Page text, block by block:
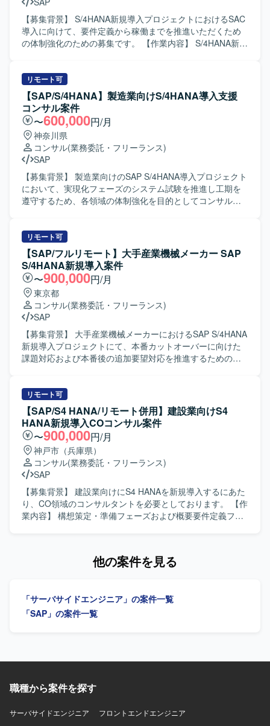
ら主体的に設計内容をまとめていける方を求めています。
関係者と円滑にコミュニケーションを取り、スケジュール
を意識して計画的に作業を進めていただける方にマッチす
る環境です。 【ポジションの魅力】 S/4HANAの新規導入プ
で幅広い経験を積むことができます。複数モジュールが関
わる環境のため、SAP全体の知見を深められる点も魅力と
なります。 【開発環境】 S/4HANAを中心としたSAP環境上
での設計および構築作業を行います。設計ドキュメントや
各種成果物はプロジェクト標準のテンプレートやツールを
用いて作成していただきます。
【募集背景】 S/4HANA新規導入プロジェクトにおけるSAC
導入に向けて、要件定義から稼働までを推進いただくため
の体制強化のための募集です。 【作業内容】 S/4HANA新規
資案件の原価償却シミュレーションや燃油価格の変動に応
じたシミュレーションなど、顧客の各種シミュレーション
要望を整理し要件化していただきます。その後の基本設
計、開発、テスト、稼働まで一連の工程に関与し、SACを
活用した予算策定から分析までの仕組みづくりを支援して
いただきます。 【求める人物像】 顧客の業務内容を丁寧に
理解しながら要件を整理できる方を求めています。関係者
との円滑なコミュニケーションを行い、要件定義フェーズ
をリードできる主体性と責任感のある方が望ましいです。
【ポジションの魅力】 S/4HANA新規導入という大規模プロ
ジェクトの中で、SACを活用したPlanningおよび分析基盤
経験を積むことができ、SAPおよびSAC領域での専門性を
高めていただけます。 【開発環境】 S/4HANAおよびSACを
中心としたSAP製品群を利用した環境です。
リモート可
【SAP/S/4HANA】製造業向けS/4HANA導入支援
コンサル案件
〜600,000円/月
神奈川県
コンサル(業務委託・フリーランス)
SAP
【募集背景】 製造業向けのSAP S/4HANA導入プロジェクト
において、実現化フェーズのシステム試験を推進し工期を
遵守するため、各領域の体制強化を目的としてコンサルタ
のもとSAP標準機能を最大限活用した導入支援を行ってい
ただきます。現在の実現化フェーズにおいてSAP標準機能
のシステム試験を実施し、試験過程で発生した課題の検討
および対応、追加アドオン実装に関する支援をご担当いた
だきます。プロジェクトシステム、販売管理、管理会計と
いった各領域のコンサルタントとして、担当領域の要件を
踏まえた設定や検証、ユーザー対応を行っていただきま
す。 【求める人物像】 SAP導入プロジェクトにおける豊富
な経験を活かし、Fit to Standard方針を理解したうえで標準
機能の活用を主体的に推進していただける方を求めており
ます。システム試験で発生する課題に対して粘り強く検討
い、教育や説明も丁寧に対応していただける方を歓迎いた
します。 【ポジションの魅力】 製造業向けの大規模なSAP
S/4HANA導入プロジェクトに参画し、PS、SD、COといっ
た基幹領域でFit to Standard方針の導入を経験していただけ
ます。実現化フェーズでのシステム試験や追加アドオン実
装を通じて、標準機能と業務要件のフィット＆ギャップを
深く理解しながら、上流から下流まで一貫した導入プロセ
スに関わることができます。 【開発環境】 SAP S/4HANA
環境において、PS、SD、CO各モジュールを中心に標準機
能および追加アドオンを活用したシステム構築を行ってお
ります。
リモート可
【SAP/フルリモート】大手産業機械メーカー SAP
S/4HANA新規導入案件
〜900,000円/月
東京都
コンサル(業務委託・フリーランス)
SAP
【募集背景】 大手産業機械メーカーにおけるSAP S/4HANA
新規導入プロジェクトにて、本番カットオーバーに向けた
課題対応および本番後の追加要望対応を推進するための人
や課題対応の調査・機能検証を行っていただきます。 仕様
変更内容を整理し、開発者への指示および受入テストを実
施していただきます。 データ移行関連作業を担当していた
だきます。 上記作業を進めるうえでの顧客との打ち合わせ
に参加し、業務内容や課題の整理を行っていただきます。
本番カットオーバーに向けた課題・追加要望対応および本
番カットオーバー後の追加要望対応フェーズにおける業務
を継続してご対応いただきます。 【求める人物像】 顧客と
直接会話しながら業務を進めることができ、報告・連絡・
相談を適切に行っていただける方を求めております。 SAP
MMモジュールに関する未知の領域についても自ら調査し、
MM領域における業務知識とSAPのスキルを高めながら、顧
客折衝や課題対応など上流寄りの経験を積むことができま
オンプログラム（ABAP）を用いた環境での作業となりま
リモート可
【SAP/S4 HANA/リモート併用】建設業向けS4
HANA新規導入COコンサル案件
〜900,000円/月
神戸市（兵庫県）
コンサル(業務委託・フリーランス)
SAP
【募集背景】 建設業向けにS4 HANAを新規導入するにあた
り、CO領域のコンサルタントを必要としております。 【作
業内容】 構想策定・準備フェーズおよび概要要件定義フェ
を取りながら業務ヒアリングや課題整理を主体的に進めて
想策定から要件定義まで上流工程をリードできるポジショ
ンです。 【開発環境】 S4 HANA、SAPパブリッククラウド
他の案件を見る
「サーバサイドエンジニア」の案件一覧
「SAP」の案件一覧
職種から案件を探す
サーバサイドエンジニア
フロントエンドエンジニア